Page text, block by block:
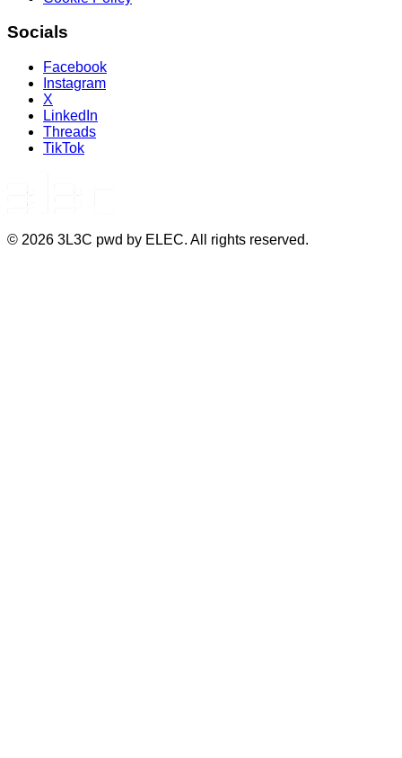
Socials
Facebook
Instagram
X
LinkedIn
Threads
TikTok
© 2026 3L3C pwd by ELEC. All rights reserved.